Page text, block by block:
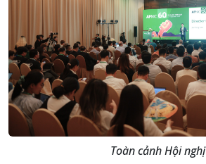
Toàn cảnh Hội nghị